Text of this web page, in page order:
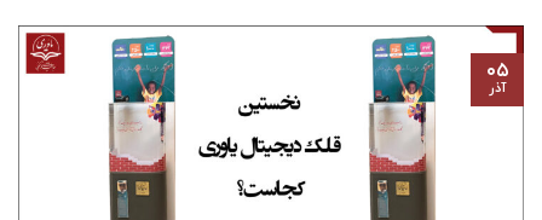
۰۵
آذر